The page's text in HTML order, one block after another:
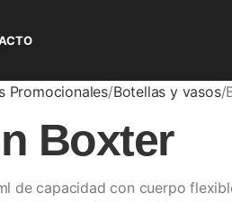
Promocionales Botellas y vasos
Boxter
de capacidad con cuerpo